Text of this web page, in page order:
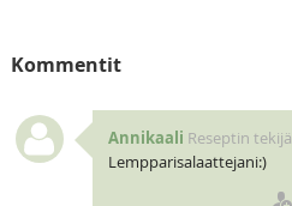
Kommentit
Annikaali Reseptin tekijä
Lempparisalaattejani:)